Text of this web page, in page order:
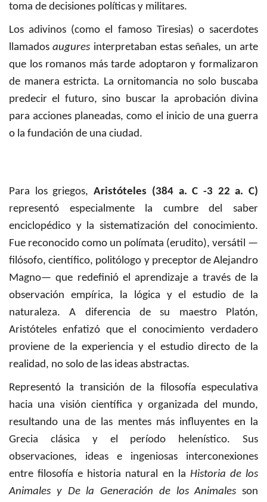
toma de decisiones políticas y militares.
Los adivinos (como el famoso Tiresias) o sacerdotes
llamadosaugures interpretaban estas señales, un arte
que los romanos más tarde adoptaron y formalizaron
de manera estricta. La ornitomancia no solo buscaba
predecir el futuro, sino buscar la aprobación divina
para acciones planeadas, como el inicio de una guerra
o la fundación de una ciudad.
Para los griegos,Aristóteles (384 a. C -3 22 a. C)
representó especialmente la cumbre del saber
enciclopédico y la sistematización del conocimiento.
Fue reconocido como un polímata (erudito), versátil —
filósofo, científico, politólogo y preceptor de Alejandro
Magno— que redefinió el aprendizaje a través de la
observación empírica, la lógica y el estudio de la
naturaleza. A diferencia de su maestro Platón,
Aristóteles enfatizó que el conocimiento verdadero
proviene de la experiencia y el estudio directo de la
realidad, no solo de las ideas abstractas.
Representó la transición de la filosofía especulativa
hacia una visión científica y organizada del mundo,
resultando una de las mentes más influyentes en la
Grecia clásica y el período helenístico. Sus
observaciones, ideas e ingeniosas interconexiones
entre filosofía e historia natural en la Historia de los
Animales y De la Generación de los Animales son